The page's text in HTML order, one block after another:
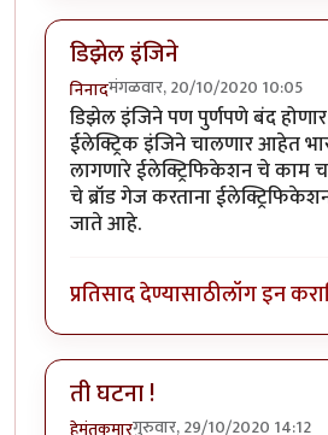
डिझेल इंजिने
निनादमंगळवार, 20/10/2020 10:05
डिझेल इंजिने पण पुर्णपणे बंद
ईलेक्ट्रिक इंजिने चालणार आहेत
लागणारे ईलेक्ट्रिफिकेशन चे काम
चे ब्रॉड गेज करताना
जाते आहे.
प्रतिसाद देण्यासाठीलॉग इन करा
ती घटना !
गुरुवार, 29/10/2020 14:12